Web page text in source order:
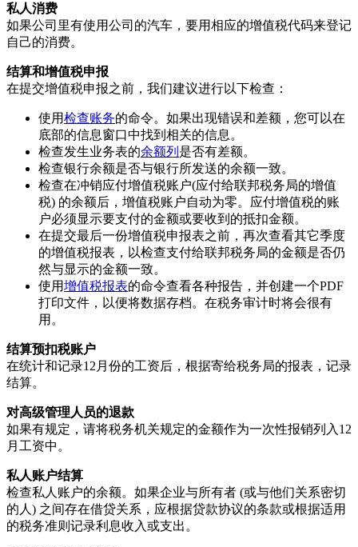
私人消费
如果公司里有使用公司的汽车，要用相应的增值税代码来登记
自己的消费。
结算和增值税申报
在提交增值税申报之前，我们建议进行以下检查：
使用检查账务的命令。如果出现错误和差额，您可以在
底部的信息窗口中找到相关的信息。
检查发生业务表的余额列 是否有差额。
检查银行余额是否与银行所发送的余额一致。
检查在冲销应付增值税账户(应付给联邦税务局的增值
税) 的余额后，增值税账户自动为零。应付增值税的账
户必须显示要支付的金额或要收到的抵扣金额。
在提交最后一份增值税申报表之前，再次查看其它季度
的增值税报表，以检查支付给联邦税务局的金额是否仍
然与显示的金额一致。
使用增值税报表的命令查看各种报告，并创建一个PDF
打印文件，以便将数据存档。在税务审计时将会很有
用。
结算预扣税账户
在统计和记录12月份的工资后，根据寄给税务局的报表，记录
结算。
对高级管理人员的退款
如果有规定，请将税务机关规定的金额作为一次性报销列入12
月工资中。
私人账户结算
检查私人账户的余额。如果企业与所有者 (或与他们关系密切
的人) 之间存在借贷关系，应根据贷款协议的条款或根据适用
的税务准则记录利息收入或支出。